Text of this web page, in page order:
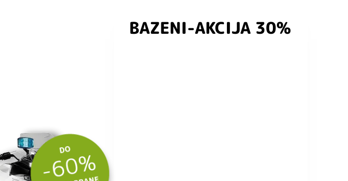
BAZENI-AKCIJA 30%